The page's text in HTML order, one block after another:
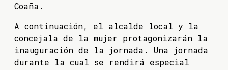
Coaña.
A continuación, el alcalde local y la
concejala de la mujer protagonizarán la
inauguración de la jornada. Una jornada
durante la cual se rendirá especial